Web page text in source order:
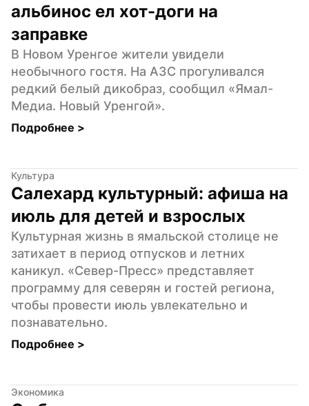
альбинос ел хот-доги на
заправке
В Новом Уренгое жители увидели
необычного гостя. На АЗС прогуливался
редкий белый дикобраз, сообщил «Ямал-
Медиа. Новый Уренгой».
Подробнее >
Культура
Салехард культурный: афиша на
июль для детей и взрослых
Культурная жизнь в ямальской столице не
затихает в период отпусков и летних
каникул. «Север-Пресс» представляет
программу для северян и гостей региона,
чтобы провести июль увлекательно и
познавательно.
Подробнее >
Экономика